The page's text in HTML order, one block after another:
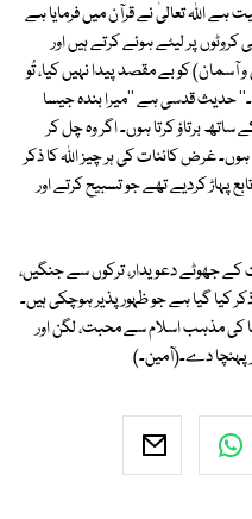
ہے اللہ تعالیٰ نے قرآن میں فرمایا ہے
کروٹوں پر لیٹے ہوئے کرتے ہیں اور
کو بے مقصد پیدا نہیں کیا، تُو
قدسی ہے ''میرا بندہ جیسا
برتاؤ کرتا ہوں۔ اگر وہ چل کر
غرض کائنات کی ہر چیز اللہ کا ذکر
پہاڑ کردیے تھے جو تسبیح کرتے اور
جھوٹے دعویدار، ترکوں سے جنگیں،
کیا گیا ہے جو ظہور پذیر ہوچکی ہیں۔
کی مذہب اسلام سے محبت، لگن اور
پہنچا دے۔(آمین۔)